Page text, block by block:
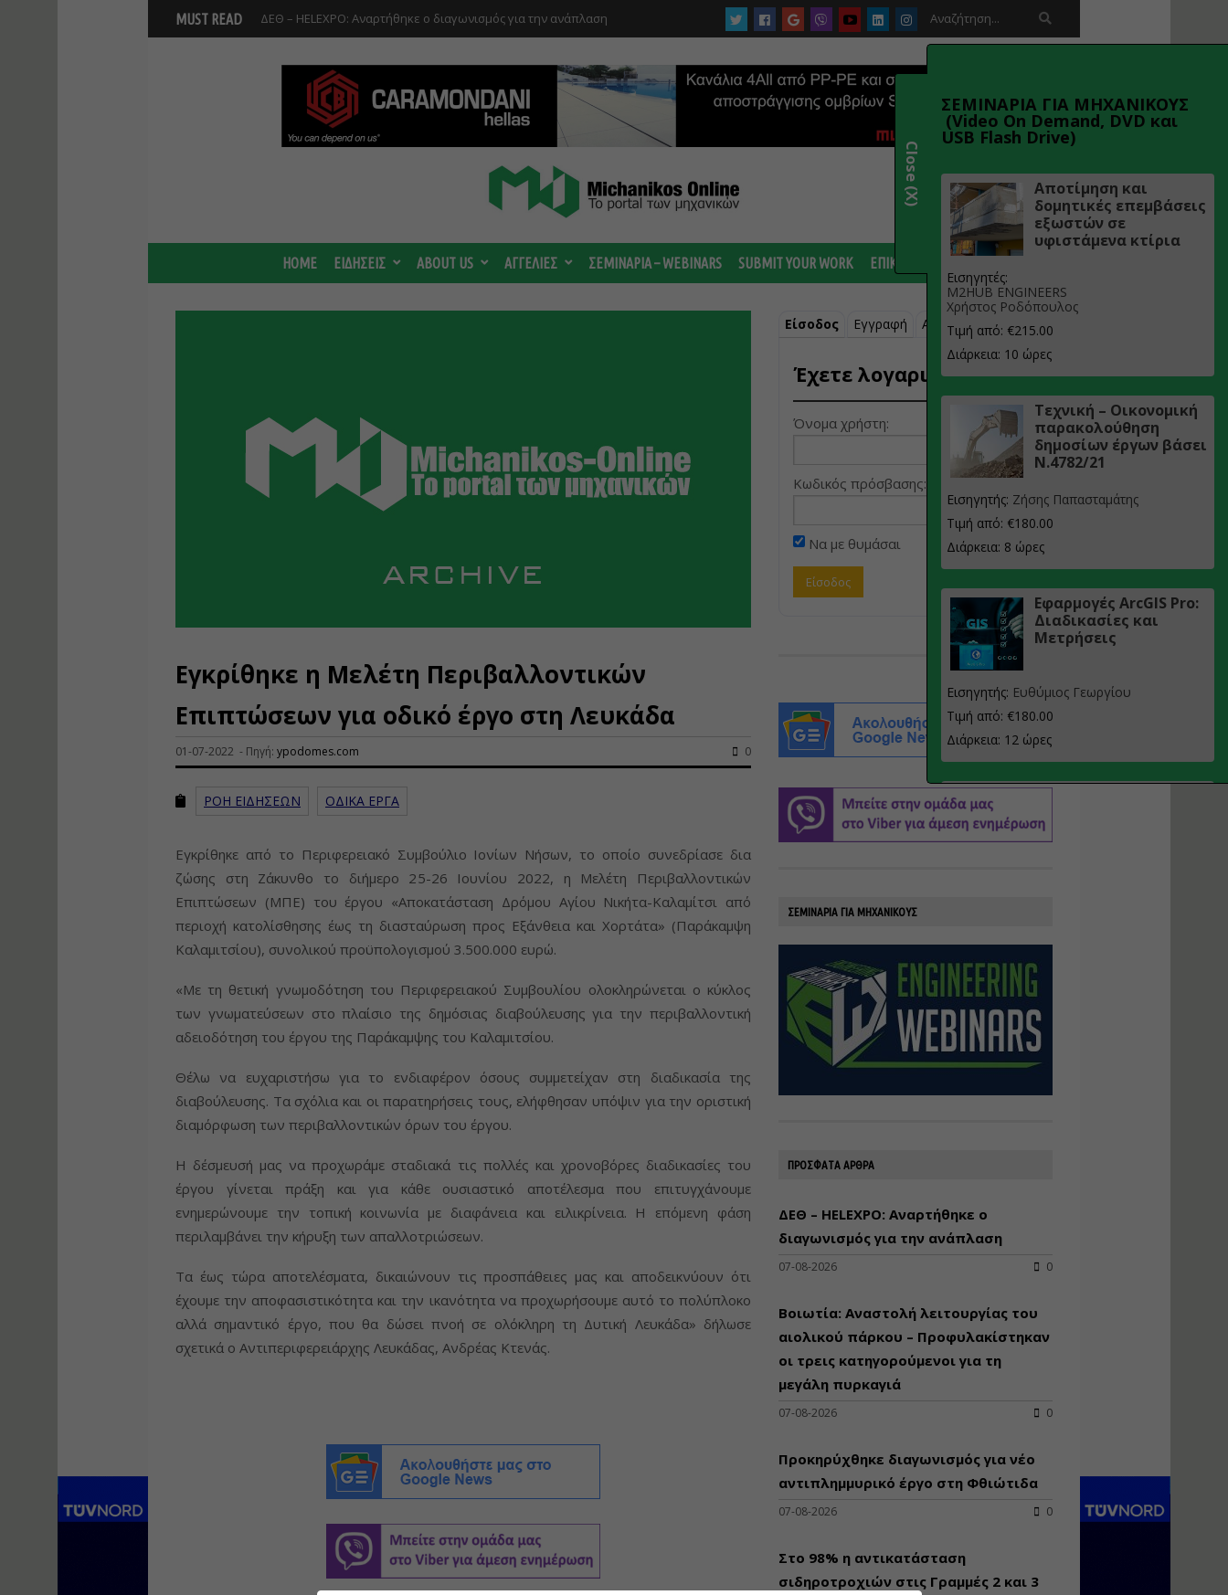
MUST READ ΔΕΘ – HELEXPO: Αναρτήθηκε ο διαγωνισμός για την ανάπλαση
Προφυλακίστηκαν οι τρεις κατηγορούμενοι για τη μεγάλη πυρκαγιά

HOME ΕΙΔΗΣΕΙΣ ABOUT US ΑΓΓΕΛΙΕΣ ΣΕΜΙΝΑΡΙΑ – WEBINARS SUBMIT YOUR WORK ΕΠΙΚΟΙΝΩΝΙΑ
Εγκρίθηκε η Μελέτη Περιβαλλοντικών
Επιπτώσεων για οδικό έργο στη Λευκάδα
01-07-2022 - Πηγή: ypodomes.com 0
ΡΟΗ ΕΙΔΗΣΕΩΝ ΟΔΙΚΑ ΕΡΓΑ
Εγκρίθηκε από το Περιφερειακό Συμβούλιο Ιονίων Νήσων, το οποίο συνεδρίασε δια
ζώσης στη Ζάκυνθο το διήμερο 25-26 Ιουνίου 2022, η Μελέτη Περιβαλλοντικών
Επιπτώσεων (ΜΠΕ) του έργου «Αποκατάσταση Δρόμου Αγίου Νικήτα-Καλαμίτσι από
περιοχή κατολίσθησης έως τη διασταύρωση προς Εξάνθεια και Χορτάτα» (Παράκαμψη
Καλαμιτσίου), συνολικού προϋπολογισμού 3.500.000 ευρώ.
«Με τη θετική γνωμοδότηση του Περιφερειακού Συμβουλίου ολοκληρώνεται ο κύκλος
των γνωματεύσεων στο πλαίσιο της δημόσιας διαβούλευσης για την περιβαλλοντική
αδειοδότηση του έργου της Παράκαμψης του Καλαμιτσίου.
Θέλω να ευχαριστήσω για το ενδιαφέρον όσους συμμετείχαν στη διαδικασία της
διαβούλευσης. Τα σχόλια και οι παρατηρήσεις τους, ελήφθησαν υπόψιν για την οριστική
διαμόρφωση των περιβαλλοντικών όρων του έργου.
Η δέσμευσή μας να προχωράμε σταδιακά τις πολλές και χρονοβόρες διαδικασίες του
έργου γίνεται πράξη και για κάθε ουσιαστικό αποτέλεσμα που επιτυγχάνουμε
ενημερώνουμε την τοπική κοινωνία με διαφάνεια και ειλικρίνεια. Η επόμενη φάση
περιλαμβάνει την κήρυξη των απαλλοτριώσεων.
Τα έως τώρα αποτελέσματα, δικαιώνουν τις προσπάθειες μας και αποδεικνύουν ότι
έχουμε την αποφασιστικότητα και την ικανότητα να προχωρήσουμε αυτό το πολύπλοκο
αλλά σημαντικό έργο, που θα δώσει πνοή σε ολόκληρη τη Δυτική Λευκάδα» δήλωσε
σχετικά ο Αντιπεριφερειάρχης Λευκάδας, Ανδρέας Κτενάς.
Είσοδος Εγγραφή Ανάκτηση κωδικού
Έχετε λογαριασμό;
Όνομα χρήστη:
Κωδικός πρόσβασης:
Να με θυμάσαι
ΣΕΜΙΝΑΡΙΑ ΓΙΑ ΜΗΧΑΝΙΚΟΥΣ
ΠΡΟΣΦΑΤΑ ΑΡΘΡΑ
ΔΕΘ – HELEXPO: Αναρτήθηκε ο
διαγωνισμός για την ανάπλαση
07-08-2026 0
Βοιωτία: Αναστολή λειτουργίας του
αιολικού πάρκου – Προφυλακίστηκαν
οι τρεις κατηγορούμενοι για τη
μεγάλη πυρκαγιά
07-08-2026 0
Προκηρύχθηκε διαγωνισμός για νέo
αντιπλημμυρικό έργο στη Φθιώτιδα
07-08-2026 0
Στο 98% η αντικατάσταση
σιδηροτροχιών στις Γραμμές 2 και 3
ΣΕΜΙΝΑΡΙΑ ΓΙΑ ΜΗΧΑΝΙΚΟΥΣ
(Video On Demand, DVD και
USB Flash Drive)
Αποτίμηση και
δομητικές επεμβάσεις
εξωστών σε
υφιστάμενα κτίρια
Εισηγητές:
M2HUB ENGINEERS
Χρήστος Ροδόπουλος
Τιμή από: €215.00
Διάρκεια: 10 ώρες
Τεχνική – Οικονομική
παρακολούθηση
δημοσίων έργων βάσει
Ν.4782/21
Εισηγητής: Ζήσης Παπασταμάτης
Τιμή από: €180.00
Διάρκεια: 8 ώρες
Εφαρμογές ArcGIS Pro:
Διαδικασίες και
Μετρήσεις
Εισηγητής: Ευθύμιος Γεωργίου
Τιμή από: €180.00
Διάρκεια: 12 ώρες
υλοποίηση
φωτοβολταϊκών
Τιμή από: €230.00
Διάρκεια: 16 ώρες
Αρχιτεκτονικός
Σχεδιασμός με το
Rhinoceros
υδατοδεξαμενής
Εισηγητής: Χρήστος Ροδόπουλος
Τιμή από: €230.00
Διάρκεια: 14 ώρες
Διαδικασία
κατάταξης
τουριστικών μονάδων
Νικόλαος Σαρούκος
Τιμή από: €145.00
Close (X)